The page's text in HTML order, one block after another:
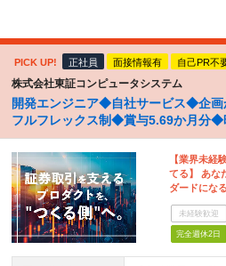
PICK UP! 正社員 面接情報有 自己PR不
株式会社東証コンピュータシステム
開発エンジニア◆自社サービス◆企
フルフレックス制◆賞与5.69か月分◆
【業界未経
てる】 あな
ダードになる
未経験歓迎
完全週休2日